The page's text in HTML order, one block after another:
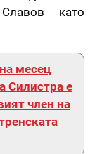
като
месец
Силистра е
член на